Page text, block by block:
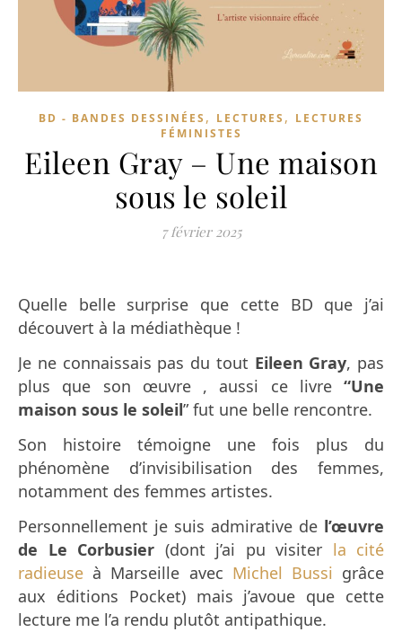
BD - BANDES DESSINÉES , LECTURES , LECTURES
FÉMINISTES
Eileen Gray – Une maison
sous le soleil
7 février 2025
Quelle belle surprise que cette BD que j’ai
découvert à la médiathèque !
Je ne connaissais pas du tout Eileen Gray, pas
plus que son œuvre , aussi ce livre “Une
maison sous le soleil” fut une belle rencontre.
Son histoire témoigne une fois plus du
phénomène d’invisibilisation des femmes,
notamment des femmes artistes.
Personnellement je suis admirative de l’œuvre
de Le Corbusier (dont j’ai pu visiter la cité
radieuse à Marseille avec Michel Bussi grâce
aux éditions Pocket) mais j’avoue que cette
lecture me l’a rendu plutôt antipathique.